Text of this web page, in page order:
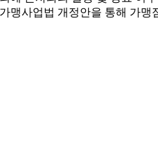
맹사업법 개정안을 통해 가맹